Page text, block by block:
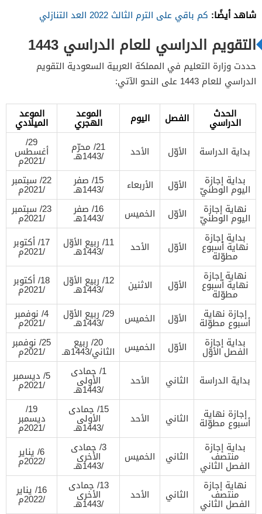
شاهد أيضًا: كم باقي على الترم الثالث 2022 العد التنازلي
التقويم الدراسي للعام الدراسي 1443
حددت وزارة التعليم في المملكة العربية السعودية التقويم
الدراسي للعام 1443 على النحو الآتي:
الحدث
الدراسي الفصل اليوم الموعد
الهجري
الموعد
الميلادي
بداية الدراسة
الأوّل الأحد 21/ محرّم
/1443هـ
29/
أغسطس
/2021م
بداية إجازة
اليوم الوطنيّ الأوّل الأربعاء 15/ صفر
/1443هـ
22/ سبتمبر
/2021م
نهاية إجازة
اليوم الوطنيّ الأوّل الخميس 16/ صفر
/1443هـ
23/ سبتمبر
/2021م
بداية إجازة
نهاية أسبوع
مطوّلة
الأوّل الأحد 11/ ربيع الأوّل
/1443هـ
17/ أكتوبر
/2021م
نهاية إجازة
نهاية أسبوع
مطوّلة
الأوّل الاثنين 12/ ربيع الأوّل
/1443هـ
18/ أكتوبر
/2021م
إجازة نهاية
أسبوع مطوّلة الأوّل الخميس 29/ ربيع الأوّل
/1443هـ
4/ نوفمبر
/2021م
بداية إجازة
الفصل الأوّل الأوّل الخميس 20/ ربيع
الثاني/1443هـ
25/ نوفمبر
/2021م
بداية الدراسة
الثاني الأحد
1/ جمادى
الأولى
/1443هـ
5/ ديسمبر
/2021م
إجازة نهاية
أسبوع مطوّلة الثاني الأحد
15/ جمادى
الأولى
/1443هـ
19/
ديسمبر
/2021م
بداية إجازة
منتصف
الفصل الثاني
الثاني الخميس
3/ جمادى
الأخرى
/1443هـ
6/ يناير
/2022م
نهاية إجازة
منتصف
الفصل الثاني
الثاني الأحد
13/ جمادى
الأخرى
/1443هـ
16/ يناير
/2022م